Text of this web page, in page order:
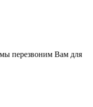
перезвоним Вам для